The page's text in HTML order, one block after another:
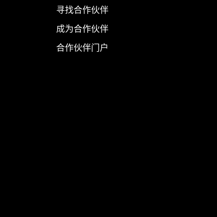
寻找合作伙伴
成为合作伙伴
合作伙伴门户